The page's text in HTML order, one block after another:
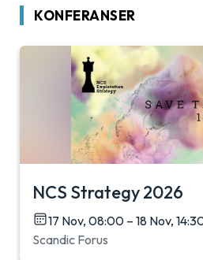
KONFERANSER
NCS Strategy 2026
17 Nov, 08:00 – 18 Nov,
Scandic Forus